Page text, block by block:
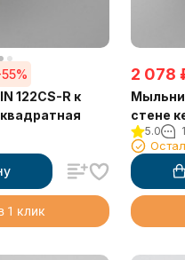
122CS-R к
1 клик
2 078
стене
5.0 1